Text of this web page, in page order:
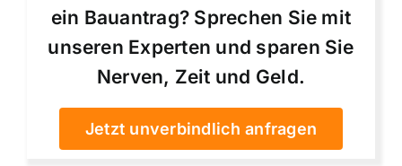
ein Bauantrag? Sprechen Sie mit
unseren Experten und sparen Sie
Nerven, Zeit und Geld.
Jetzt unverbindlich anfragen